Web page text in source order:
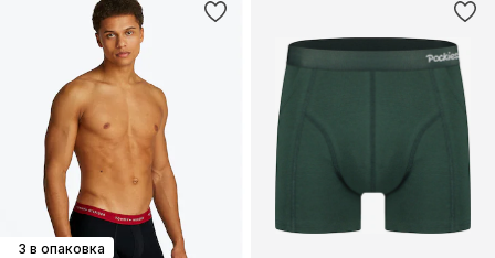
3 в опаковка